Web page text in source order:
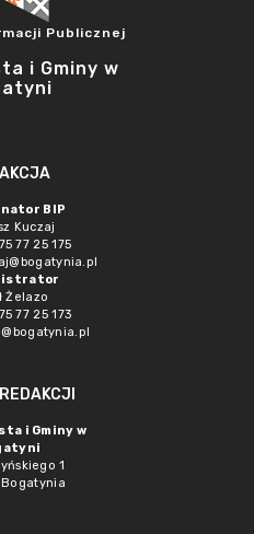
Publicznej
i Gminy w
BIP
Kuczaj
77 25 175
Żelazo
77 25 173
i Gminy w
1